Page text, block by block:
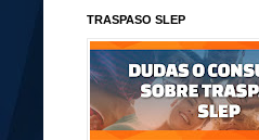
TRASPASO SLEP